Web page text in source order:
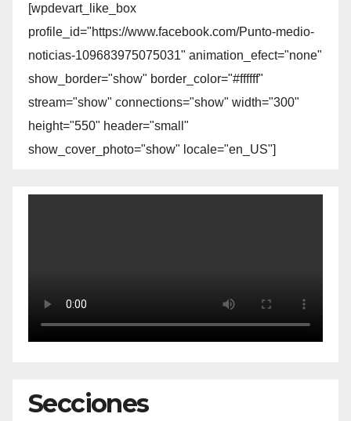
[wpdevart_like_box
profile_id="https://www.facebook.com/Punto-medio-
noticias-109683975075031" animation_efect="none"
show_border="show" border_color="#ffffff"
stream="show" connections="show" width="300"
height="550" header="small"
show_cover_photo="show" locale="en_US"]
Secciones